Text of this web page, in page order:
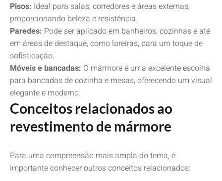
Pisos: Ideal para salas, corredores e áreas externas,
proporcionando beleza e resistência.
Paredes: Pode ser aplicado em banheiros, cozinhas e até
em áreas de destaque, como lareiras, para um toque de
sofisticação.
Móveis e bancadas: O mármore é uma excelente escolha
para bancadas de cozinha e mesas, oferecendo um visual
elegante e moderno.
Conceitos relacionados ao
revestimento de mármore
Para uma compreensão mais ampla do tema, é
importante conhecer outros conceitos relacionados: